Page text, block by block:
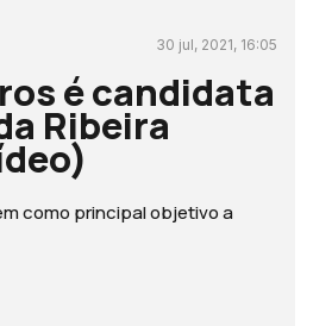
30 jul, 2021, 16:05
é candidata
Ribeira
como principal objetivo a